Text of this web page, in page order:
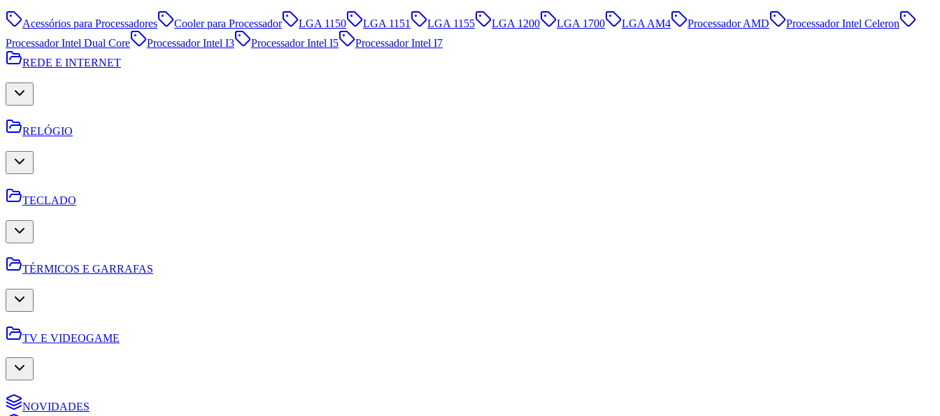
Acessórios para Processadores Cooler para Processador LGA 1150 LGA 1151 LGA 1155 LGA 1200 LGA 1700 LGA AM4 Processador AMD
Processador Intel Celeron
Processador Intel Dual Core
Processador Intel I3 Processador Intel I5
Processador Intel I7
REDE E INTERNET
RELÓGIO
TECLADO
TÉRMICOS E GARRAFAS
TV E VIDEOGAME
NOVIDADES